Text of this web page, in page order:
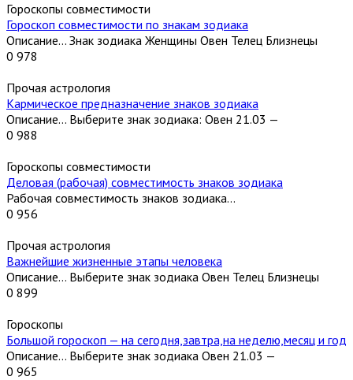
Гороскопы совместимости
Гороскоп совместимости по знакам зодиака
Описание… Знак зодиака Женщины Овен Телец Близнецы
0 978
Прочая астрология
Кармическое предназначение знаков зодиака
Описание… Выберите знак зодиака: Овен 21.03 —
0 988
Гороскопы совместимости
Деловая (рабочая) совместимость знаков зодиака
Рабочая совместимость знаков зодиака…
0 956
Прочая астрология
Важнейшие жизненные этапы человека
Описание… Выберите знак зодиака Овен Телец Близнецы
0 899
Гороскопы
Большой гороскоп — на сегодня,завтра,на неделю,месяц и год
Описание… Выберите знак зодиака Овен 21.03 —
0 965